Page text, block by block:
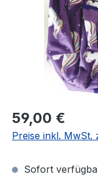
Regulärer Preis:
59,00 €
Preise inkl. MwSt.
Sofort